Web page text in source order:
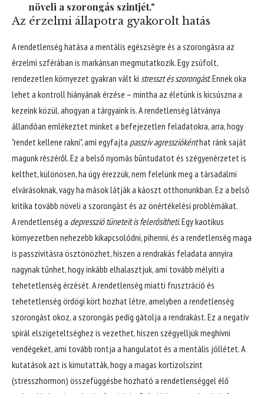
növeli a szorongás szintjét."
Az érzelmi állapotra gyakorolt hatás
A rendetlenség hatása a mentális egészségre és a szorongásra az
érzelmi szférában is markánsan megmutatkozik. Egy zsúfolt,
rendezetlen környezet gyakran vált ki stresszt és szorongást. Ennek oka
lehet a kontroll hiányának érzése – mintha az életünk is kicsúszna a
kezeink közül, ahogyan a tárgyaink is. A rendetlenség látványa
állandóan emlékeztet minket a befejezetlen feladatokra, arra, hogy
"rendet kellene rakni", ami egyfajta passzív agressziókénthat ránk saját
magunk részéről. Ez a belső nyomás bűntudatot és szégyenérzetet is
kelthet, különösen, ha úgy érezzük, nem felelünk meg a társadalmi
elvárásoknak, vagy ha mások látják a káoszt otthonunkban. Ez a belső
kritika tovább növeli a szorongást és az önértékelési problémákat.
A rendetlenség a depresszió tüneteit is felerősítheti. Egy kaotikus
környezetben nehezebb kikapcsolódni, pihenni, és a rendetlenség maga
is passzivitásra ösztönözhet, hiszen a rendrakás feladata annyira
nagynak tűnhet, hogy inkább elhalasztjuk, ami tovább mélyíti a
tehetetlenség érzését. A rendetlenség miatti frusztráció és
tehetetlenség ördögi kört hozhat létre, amelyben a rendetlenség
szorongást okoz, a szorongás pedig gátolja a rendrakást. Ez a negatív
spirál elszigeteltséghez is vezethet, hiszen szégyelljük meghívni
vendégeket, ami tovább rontja a hangulatot és a mentális jóllétet. A
kutatások azt is kimutatták, hogy a magas kortizolszint
(stresszhormon) összefüggésbe hozható a rendetlenséggel élő